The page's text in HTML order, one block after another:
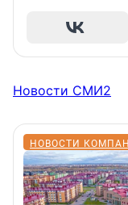
Новости СМИ2
НОВОСТИ